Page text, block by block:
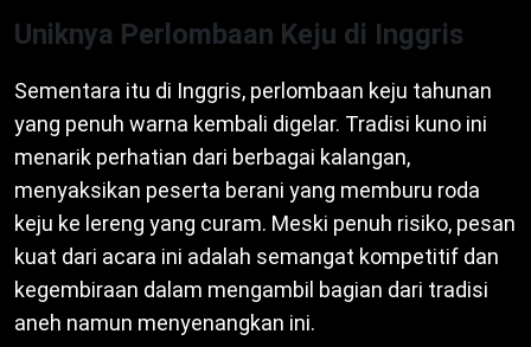
Uniknya Perlombaan Keju di Inggris
Sementara itu di Inggris, perlombaan keju tahunan
yang penuh warna kembali digelar. Tradisi kuno ini
menarik perhatian dari berbagai kalangan,
menyaksikan peserta berani yang memburu roda
keju ke lereng yang curam. Meski penuh risiko, pesan
kuat dari acara ini adalah semangat kompetitif dan
kegembiraan dalam mengambil bagian dari tradisi
aneh namun menyenangkan ini.